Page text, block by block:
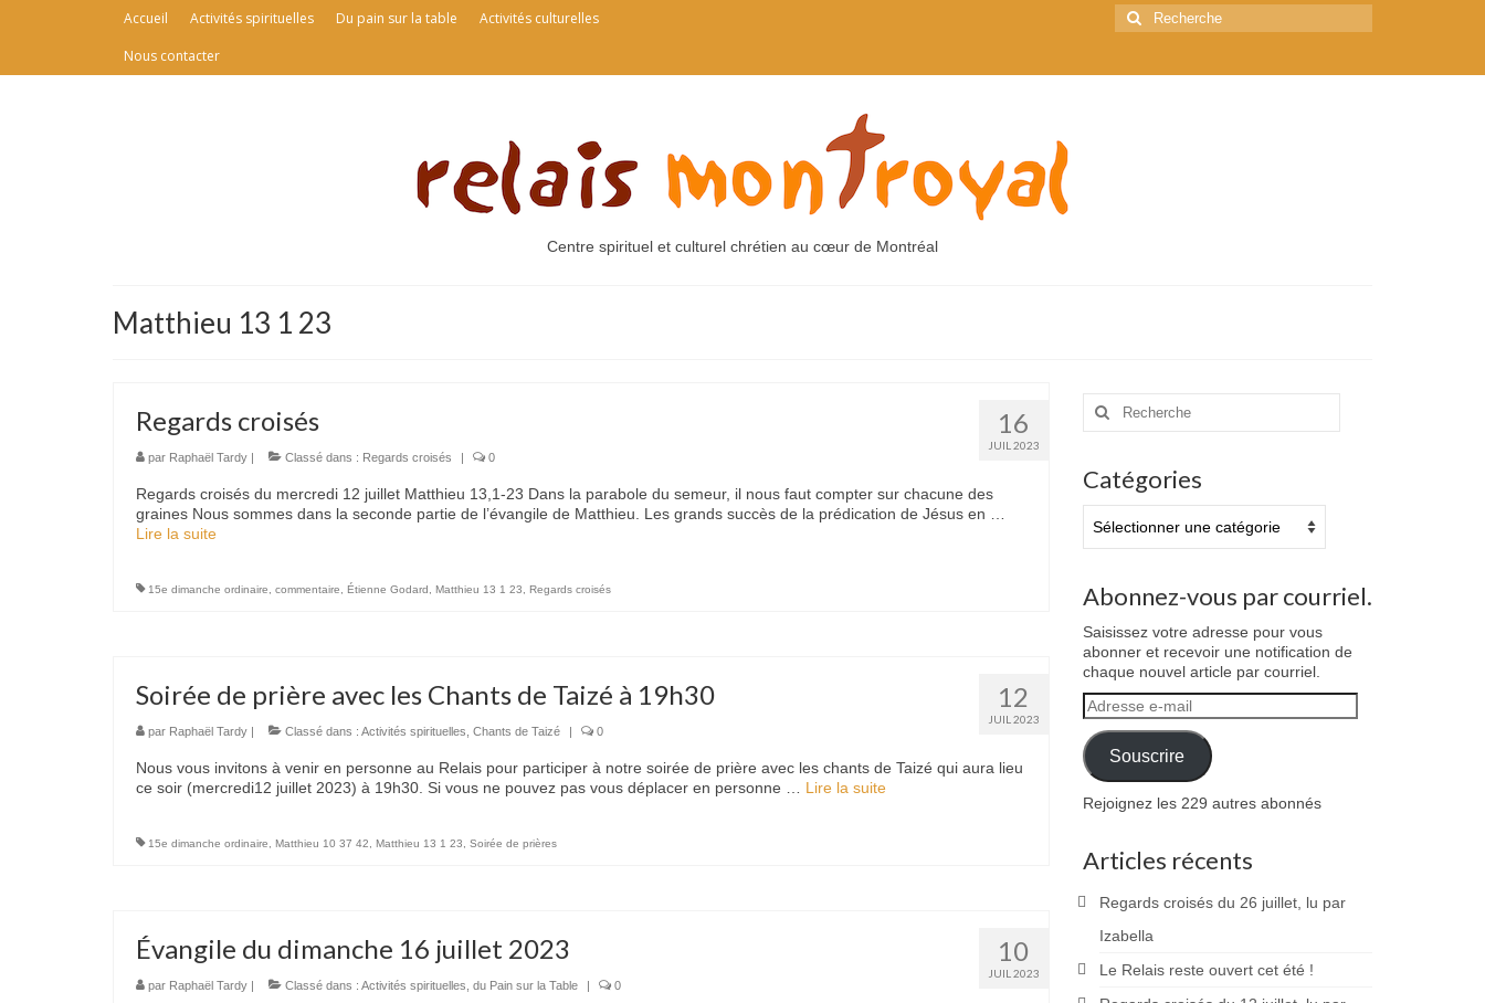
Accueil Activités spirituelles Du pain sur la table
Activités culturelles
Nous contacter
Rechercher
:
Centre spirituel et culturel chrétien au cœur de Montréal
Matthieu 13 1 23
16
JUIL 2023
Regards croisés
par Raphaël Tardy | Classé dans : Regards croisés | 0
Regards croisés du mercredi 12 juillet Matthieu 13,1-23 Dans la parabole du semeur, il nous faut compter sur chacune des
graines Nous sommes dans la seconde partie de l’évangile de Matthieu. Les grands succès de la prédication de Jésus en …
Lire la suite­­
15e dimanche ordinaire commentaire Étienne Godard Matthieu 13 1 23 Regards croisés
12
JUIL 2023
Soirée de prière avec les Chants de Taizé à 19h30
par Raphaël Tardy | Classé dans : Activités spirituelles Chants de Taizé | 0
Nous vous invitons à venir en personne au Relais pour participer à notre soirée de prière avec les chants de Taizé qui aura lieu
ce soir (mercredi12 juillet 2023) à 19h30. Si vous ne pouvez pas vous déplacer en personne … Lire la suite­­
15e dimanche ordinaire Matthieu 10 37 42 Matthieu 13 1 23 Soirée de prières
10
JUIL 2023
Évangile du dimanche 16 juillet 2023
par Raphaël Tardy | Classé dans : Activités spirituelles du Pain sur la Table | 0
Rechercher
Catégories
Abonnez-vous par courriel.
Saisissez votre adresse pour vous
abonner et recevoir une notification de
chaque nouvel article par courriel.
Adresse
e-
mail
Souscrire
Rejoignez les 229 autres abonnés
Articles récents
Regards croisés du 26 juillet, lu par
Izabella
Le Relais reste ouvert cet été !